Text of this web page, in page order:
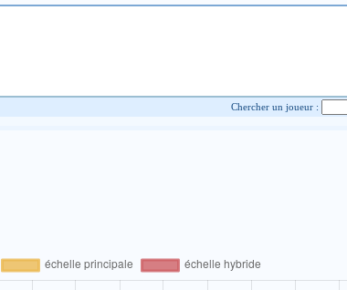
Chercher un joueur :